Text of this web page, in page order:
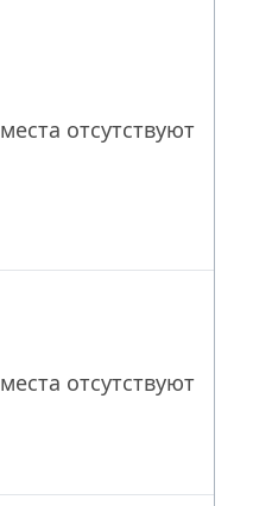
места отсутствуют
места отсутствуют